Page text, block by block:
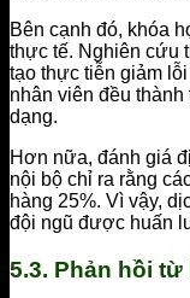
Bên cạnh đó, khóa
thực tế. Nghiên cứu
tạo thực tiễn giảm
nhân viên đều
dạng.
Hơn nữa, đánh giá
nội bộ chỉ ra rằng
hàng 25%. Vì vậy,
đội ngũ được huấn
5.3. Phản hồi